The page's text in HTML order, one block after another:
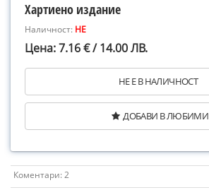
Хартиено издание
Наличност: НЕ
Цена: 7.16 € / 14.00 ЛВ.
НЕ Е В НАЛИЧНОСТ
ДОБАВИ В ЛЮБИМИ
Коментари: 2